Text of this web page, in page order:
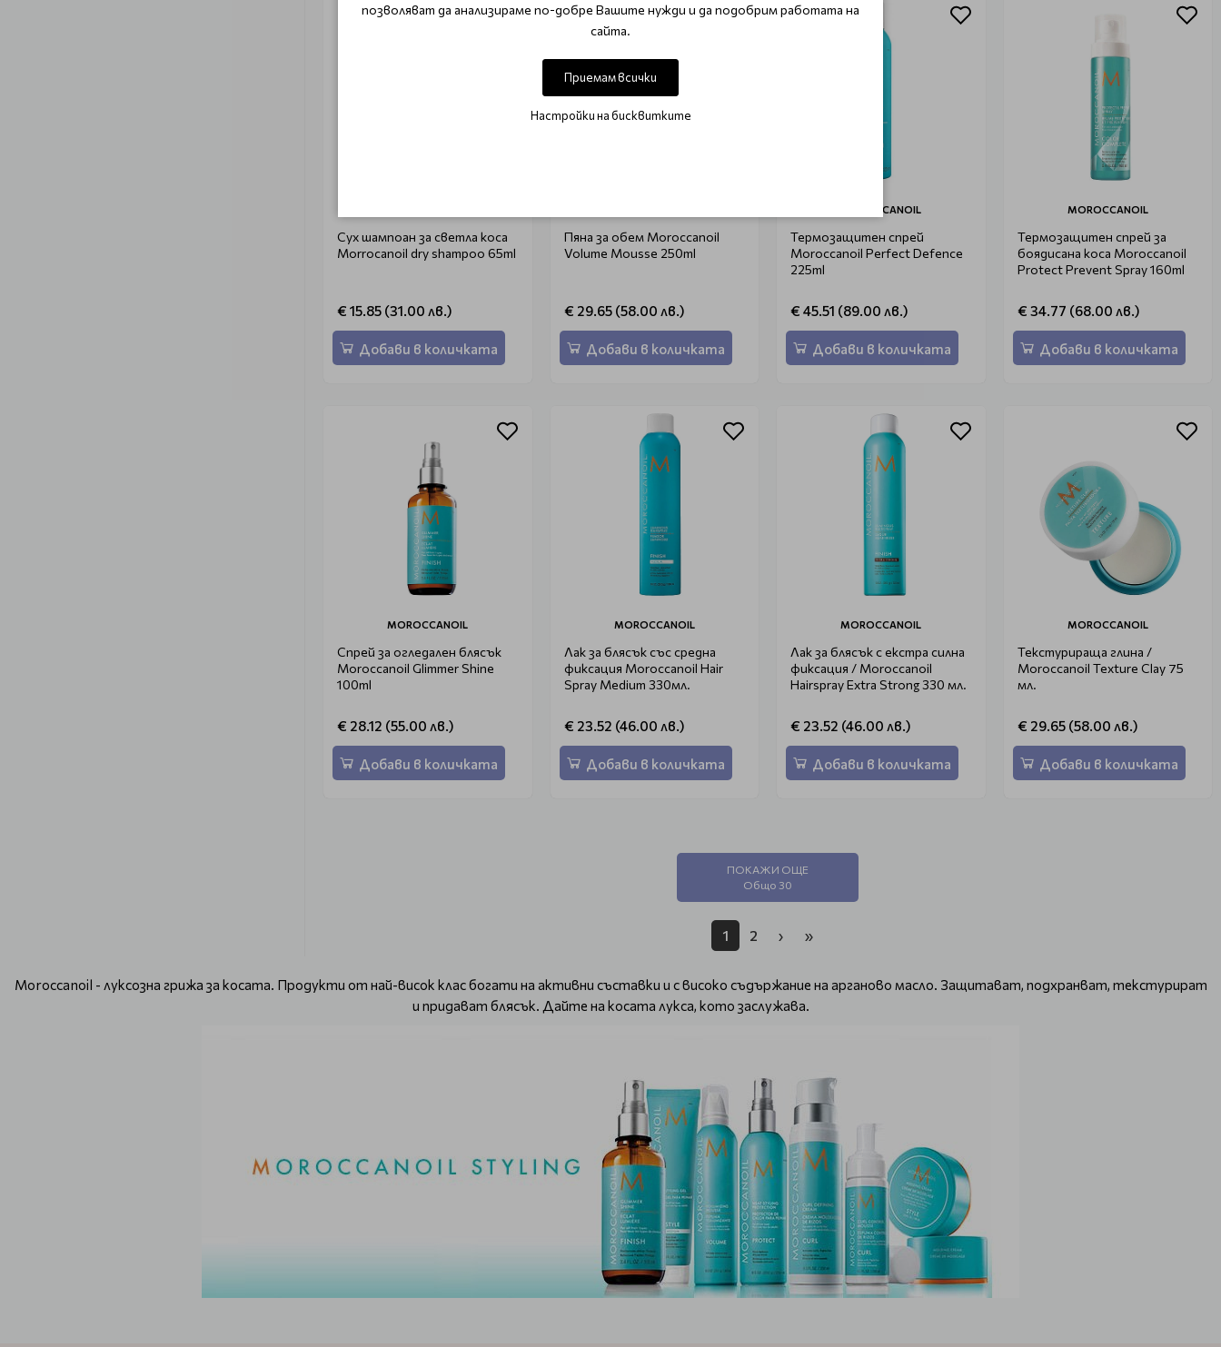
Сух шампоан за светла коса
Morrocanoil dry shampoo 65ml
€ 15.85 (31.00 лв.)
Добави в количката
Пяна за обем Moroccanoil
Volume Mousse 250ml
€ 29.65 (58.00 лв.)
Добави в количката
MOROCCANOIL
Термозащитен спрей
Moroccanoil Perfect Defence
225ml
€ 45.51 (89.00 лв.)
Добави в количката
MOROCCANOIL
Термозащитен спрей за
боядисана коса Moroccanoil
Protect Prevent Spray 160ml
€ 34.77 (68.00 лв.)
Добави в количката
MOROCCANOIL
Спрей за огледален блясък
Moroccanoil Glimmer Shine
100ml
€ 28.12 (55.00 лв.)
Добави в количката
MOROCCANOIL
Лак за блясък със средна
фиксация Moroccanoil Hair
Spray Medium 330мл.
€ 23.52 (46.00 лв.)
Добави в количката
MOROCCANOIL
Лак за блясък с екстра силна
фиксация / Moroccanoil
Hairspray Extra Strong 330 мл.
€ 23.52 (46.00 лв.)
Добави в количката
MOROCCANOIL
Текстурираща глина /
Moroccanoil Texture Clay 75
мл.
€ 29.65 (58.00 лв.)
Добави в количката
ПОКАЖИ ОЩЕ
Общо 30
1 2 › »
Moroccanoil - луксозна грижа за косата. Продукти от най-висок клас богати на активни съставки и с високо съдържание на арганово масло. Защитават, подхранват, текстурират
и придават блясък. Дайте на косата лукса, кото заслужава.
позволяват да анализираме по-добре Вашите нужди и да подобрим работата на
сайта.
Приемам всички
Настройки на бисквитките